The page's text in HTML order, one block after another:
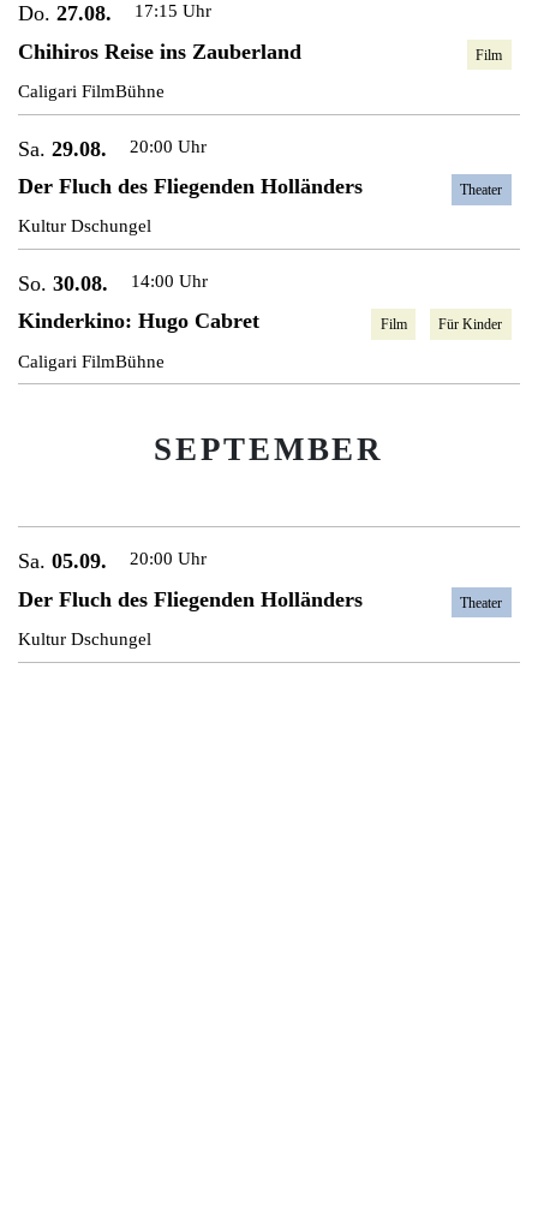
Do. 27.08. 17:15 Uhr
Chihiros Reise ins Zauberland
Caligari FilmBühne
Film
Sa. 29.08. 20:00 Uhr
Der Fluch des Fliegenden Holländers
Kultur Dschungel
Theater
So. 30.08. 14:00 Uhr
Kinderkino: Hugo Cabret
Caligari FilmBühne
Film Für Kinder
SEPTEMBER
Sa. 05.09. 20:00 Uhr
Der Fluch des Fliegenden Holländers
Kultur Dschungel
Theater